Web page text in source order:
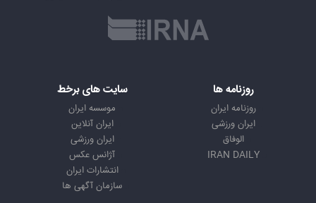
روزنامه ها
روزنامه ایران
ایران ورزشی
الوفاق
IRAN DAILY
سایت های برخط
موسسه ایران
ایران آنلاین
ایران ورزشی
آژانس عکس
انتشارات ایران
سازمان آگهی ها